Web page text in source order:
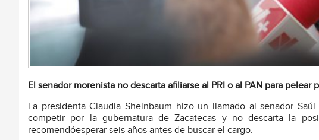
El senador morenista no descarta afiliarse al PRI o al PAN para pelear
La presidenta Claudia Sheinbaum hizo un llamado al senador
competir por la gubernatura de Zacatecas y no descarta la
recomendóesperar seis años antes de buscar el cargo.